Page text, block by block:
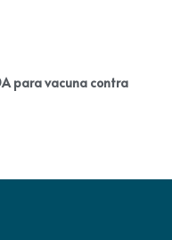
para vacuna contra